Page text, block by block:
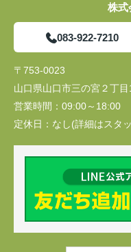
株
083-922-7210
〒753-0023
山口県山口市三の宮２丁目
営業時間： 09:00～18:00
定休日： なし(詳細はスタ